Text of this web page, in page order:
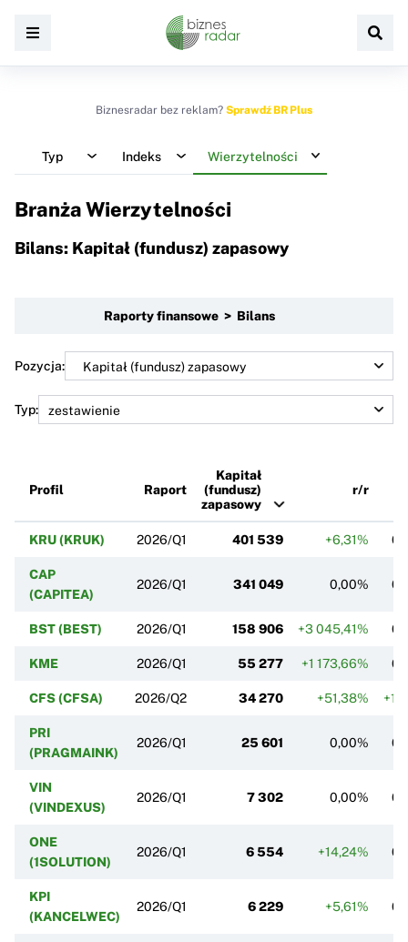
Biznesradar bez reklam? Sprawdź BR Plus
Typ Indeks Wierzytelności
Branża Wierzytelności
Bilans: Kapitał (fundusz) zapasowy
Raporty finansowe > Bilans
Pozycja:
Typ:
Profil Raport
Kapitał
(fundusz)
zapasowy
r/r
KRU (KRUK) 2026/Q1 401 539 +6,31%
CAP
(CAPITEA)
2026/Q1 341 049 0,00%
BST (BEST) 2026/Q1 158 906 +3 045,41%
KME 2026/Q1 55 277 +1 173,66%
CFS (CFSA) 2026/Q2 34 270 +51,38%
PRI
(PRAGMAINK)
2026/Q1 25 601 0,00%
VIN
(VINDEXUS)
2026/Q1 7 302 0,00%
ONE
(1SOLUTION)
2026/Q1 6 554 +14,24%
KPI
(KANCELWEC)
2026/Q1 6 229 +5,61%